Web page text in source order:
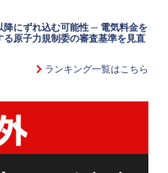
降にずれ込む可能性 ─ 電気料金を
原子力規制委の審査基準を見直
ランキング一覧はこちら